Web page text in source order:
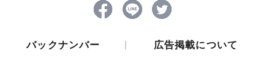
バックナンバー | 広告掲載について